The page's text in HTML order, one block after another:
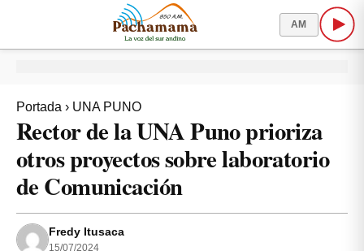
AM
Portada › UNA PUNO
Rector de la UNA Puno prioriza
otros proyectos sobre laboratorio
de Comunicación
Fredy Itusaca
15/07/2024